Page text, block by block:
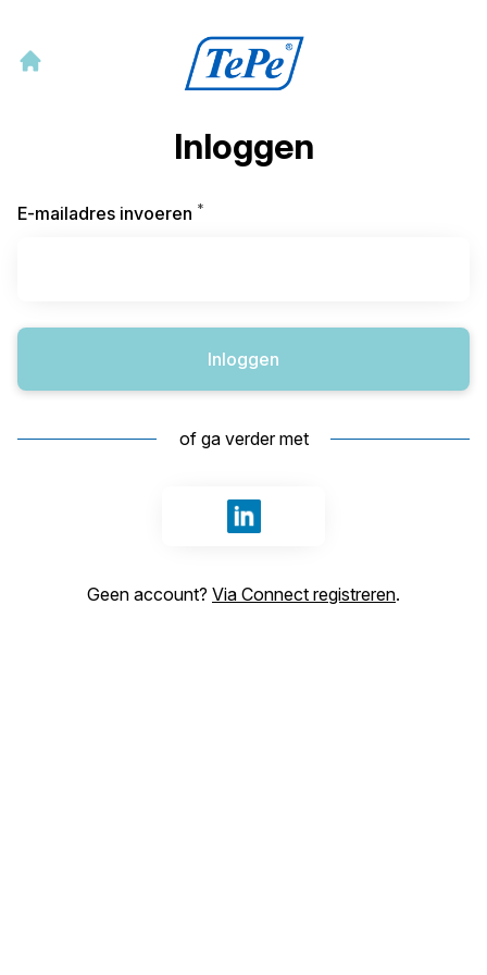
Inloggen
E-mailadres invoeren *
Inloggen
of ga verder met
Inloggen met LinkedIn
Geen account? Via Connect registreren.